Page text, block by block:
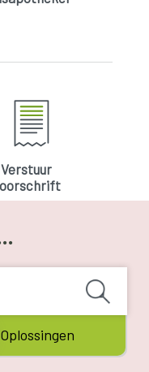
Verstuur
Oplossingen